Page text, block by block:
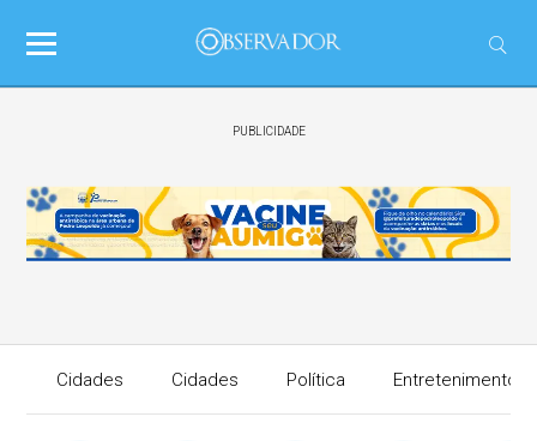
PUBLICIDADE
Cidades Cidades Política Entretenimento